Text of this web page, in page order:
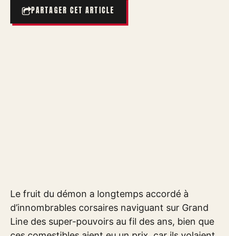
PARTAGER CET ARTICLE
Le fruit du démon a longtemps accordé à
d’innombrables corsaires naviguant sur Grand
Line des super-pouvoirs au fil des ans, bien que